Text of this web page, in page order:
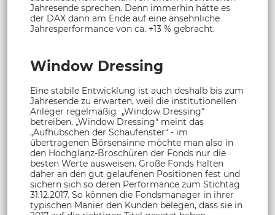
Jahresende sprechen. Denn immerhin hätte es
der DAX dann am Ende auf eine ansehnliche
Jahresperformance von ca. +13 % gebracht.
Window Dressing
Eine stabile Entwicklung ist auch deshalb bis zum
Jahresende zu erwarten, weil die institutionellen
Anleger regelmäßig „Window Dressing“
betreiben. „Window Dressing“ meint das
„Aufhübschen der Schaufenster“ - im
übertragenen Börsensinne möchte man also in
den Hochglanz-Broschüren der Fonds nur die
besten Werte ausweisen. Große Fonds halten
daher an den gut gelaufenen Positionen fest und
sichern sich so deren Performance zum Stichtag
31.12.2017. So können die Fondsmanager in ihrer
typischen Manier den Kunden belegen, dass sie in